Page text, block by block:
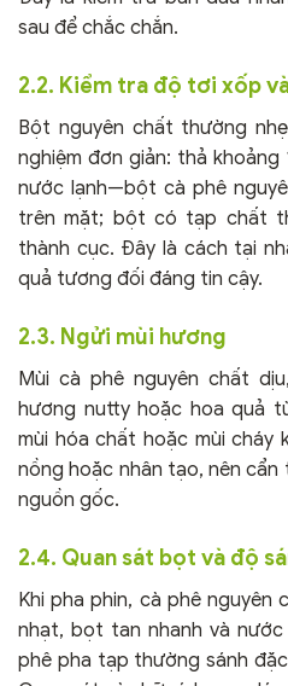
sau để chắc chắn.
2.2. Kiểm tra độ tơi xốp
Bột nguyên chất thường
nghiệm đơn giản: thả khoảng
nước lạnh—bột cà phê
trên mặt; bột có tạp chất
thành cục. Đây là cách tại
quả tương đối đáng tin cậy.
2.3. Ngửi mùi hương
Mùi cà phê nguyên chất
hương nutty hoặc hoa quả
mùi hóa chất hoặc mùi cháy
nồng hoặc nhân tạo, nên
nguồn gốc.
2.4. Quan sát bọt và độ
Khi pha phin, cà phê nguyên
nhạt, bọt tan nhanh và
phê pha tạp thường sánh